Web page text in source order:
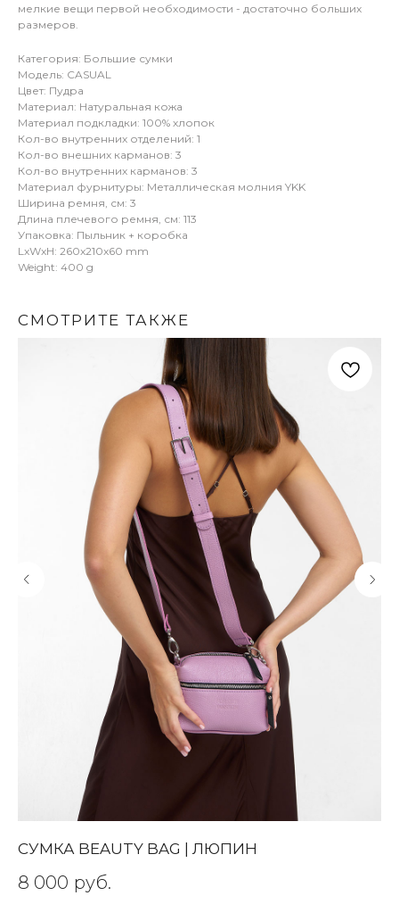
мелкие вещи первой необходимости - достаточно больших
размеров.
Категория: Большие сумки
Модель: CASUAL
Цвет: Пудра
Материал: Натуральная кожа
Материал подкладки: 100% хлопок
Кол-во внутренних отделений: 1
Кол-во внешних карманов: 3
Кол-во внутренних карманов: 3
Материал фурнитуры: Металлическая молния YKK
Ширина ремня, см: 3
Длина плечевого ремня, см: 113
Упаковка: Пыльник + коробка
LxWxH: 260x210x60 mm
Weight: 400 g
СМОТРИТЕ ТАКЖЕ
СУМКА BEAUTY BAG | ЛЮПИН
8 000 руб.